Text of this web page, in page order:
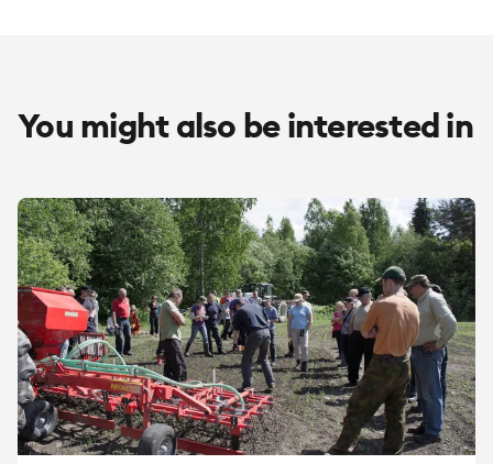
You might also be interested in